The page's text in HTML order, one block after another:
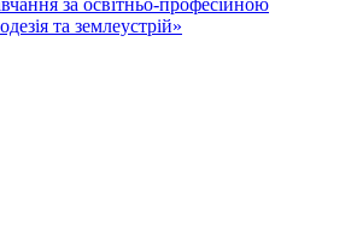
за освітньо-професійною
та землеустрій»